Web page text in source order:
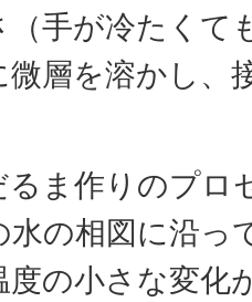
手が冷たくて
層を溶かし、
ま作りのプロ
水の相図に沿っ
の小さな変化